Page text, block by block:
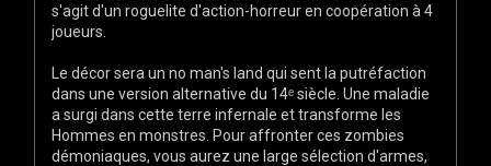
s'agit d'un roguelite d'action-horreur en coopération à 4
joueurs.
Le décor sera un no man's land qui sent la putréfaction
dans une version alternative du 14ᵉ siècle. Une maladie
a surgi dans cette terre infernale et transforme les
Hommes en monstres. Pour affronter ces zombies
démoniaques, vous aurez une large sélection d'armes,